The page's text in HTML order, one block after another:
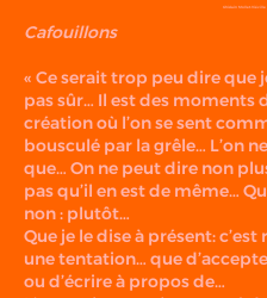
Ghislain Mollet-Viéville
Cafouillons
« Ce serait trop peu dire que
pas sûr… Il est des moments
création où l’on se sent
bousculé par la grêle… L’on
que… On ne peut dire non
pas qu’il en est de même…
non : plutôt…
Que je le dise à présent:
une tentation… que
ou d’écrire à propos de…